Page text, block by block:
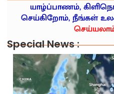
யாழ்ப்பாணம்,
செய்கிறோம், நீங்கள்
Special News :